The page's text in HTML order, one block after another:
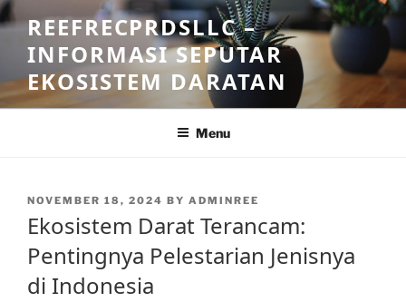
Skip
to
content
REEFRECPRDSLLC –
INFORMASI SEPUTAR
EKOSISTEM DARATAN
Menu
POSTED
ON
NOVEMBER 18, 2024 BY ADMINREE
Ekosistem Darat Terancam:
Pentingnya Pelestarian Jenisnya
di Indonesia